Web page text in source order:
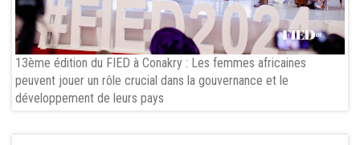
13ème édition du FIED à Conakry : Les femmes africaines
peuvent jouer un rôle crucial dans la gouvernance et le
développement de leurs pays